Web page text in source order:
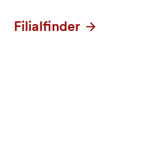
Filialfinder